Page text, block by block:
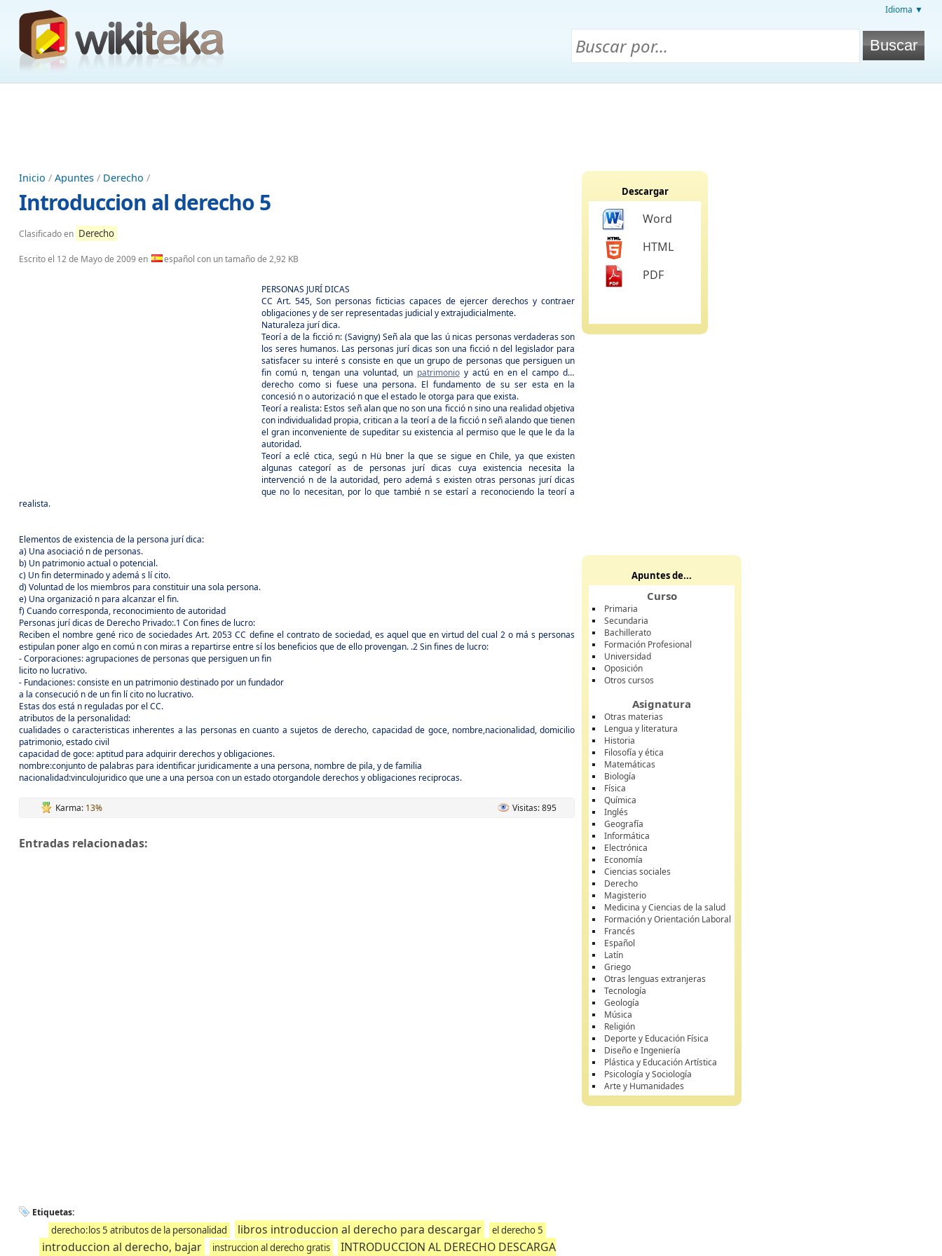
Idioma ▼
Inicio / Apuntes / Derecho /
Introduccion al derecho 5
Clasificado en Derecho
Escrito el 12 de Mayo de 2009en español con un tamaño de 2,92 KB
PERSONAS JURÍ DICAS
CC Art. 545, Son personas ficticias capaces de ejercer derechos y contraer
obligaciones y de ser representadas judicial y extrajudicialmente.
Naturaleza jurí dica.
Teorí a de la ficció n: (Savigny) Señ ala que las ú nicas personas verdaderas son
los seres humanos. Las personas jurí dicas son una ficció n del legislador para
satisfacer su interé s consiste en que un grupo de personas que persiguen un
fin comú n, tengan una voluntad, un patrimonioy actú en en el campo del
derecho como si fuese una persona. El fundamento de su ser esta en la
concesió n o autorizació n que el estado le otorga para que exista.
Teorí a realista: Estos señ alan que no son una ficció n sino una realidad objetiva
con individualidad propia, critican a la teorí a de la ficció n señ alando que tienen
el gran inconveniente de supeditar su existencia al permiso que le que le da la
autoridad.
Teorí a eclé ctica, segú n Hü bner la que se sigue en Chile, ya que existen
algunas categorí as de personas jurí dicas cuya existencia necesita la
intervenció n de la autoridad, pero ademá s existen otras personas jurí dicas
que no lo necesitan, por lo que tambié n se estarí a reconociendo la teorí a
realista.
Elementos de existencia de la persona jurí dica:
a) Una asociació n de personas.
b) Un patrimonio actual o potencial.
c) Un fin determinado y ademá s lí cito.
d) Voluntad de los miembros para constituir una sola persona.
e) Una organizació n para alcanzar el fin.
f) Cuando corresponda, reconocimiento de autoridad
Personas jurí dicas de Derecho Privado:.1 Con fines de lucro:
Reciben el nombre gené rico de sociedades Art. 2053 CC define el contrato de sociedad, es aquel que en virtud del cual 2 o má s personas
estipulan poner algo en comú n con miras a repartirse entre sí los beneficios que de ello provengan. .2 Sin fines de lucro:
- Corporaciones: agrupaciones de personas que persiguen un fin
licito no lucrativo.
- Fundaciones: consiste en un patrimonio destinado por un fundador
a la consecució n de un fin lí cito no lucrativo.
Estas dos está n reguladas por el CC.
atributos de la personalidad:
cualidades o caracteristicas inherentes a las personas en cuanto a sujetos de derecho, capacidad de goce, nombre,nacionalidad, domicilio
patrimonio, estado civil
capacidad de goce: aptitud para adquirir derechos y obligaciones.
nombre:conjunto de palabras para identificar juridicamente a una persona, nombre de pila, y de familia
nacionalidad:vinculojuridico que une a una persoa con un estado otorgandole derechos y obligaciones reciprocas.
Karma: 13% Visitas: 895
Entradas relacionadas:
Etiquetas:
derecho:los 5 atributos de la personalidad libros introduccion al derecho para descargar el derecho 5
introduccion al derecho, bajar instruccion al derecho gratis INTRODUCCION AL DERECHO DESCARGA
Descargar
Word
HTML
PDF
Apuntes de...
Curso
Primaria
Secundaria
Bachillerato
Formación Profesional
Universidad
Oposición
Otros cursos
Asignatura
Otras materias
Lengua y literatura
Historia
Filosofía y ética
Matemáticas
Biología
Física
Química
Inglés
Geografía
Informática
Electrónica
Economía
Ciencias sociales
Derecho
Magisterio
Medicina y Ciencias de la salud
Formación y Orientación Laboral
Francés
Español
Latín
Griego
Otras lenguas extranjeras
Tecnología
Geología
Música
Religión
Deporte y Educación Física
Diseño e Ingeniería
Plástica y Educación Artística
Psicología y Sociología
Arte y Humanidades